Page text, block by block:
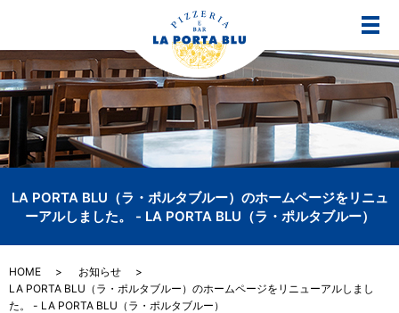
メ
LA PORTA BLU（ラ・ポルタブルー）のホームページをリニュ
ーアルしました。 - LA PORTA BLU（ラ・ポルタブルー）
HOME
お知らせ
LA PORTA BLU（ラ・ポルタブルー）のホームページをリニューアルしまし
た。 - LA PORTA BLU（ラ・ポルタブルー）